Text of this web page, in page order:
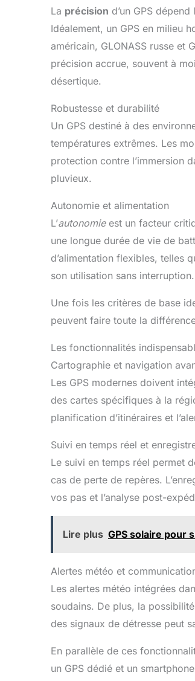
La précision d’un GPS
Idéalement, un GPS en milieu
américain, GLONASS russe et
précision accrue, souvent à
désertique.
Robustesse et durabilité
Un GPS destiné à des
températures extrêmes. Les
protection contre l’immersion
pluvieux.
Autonomie et alimentation
L’autonomieest un facteur
une longue durée de vie de
d’alimentation flexibles, telles
son utilisation sans interruption.
Une fois les critères de base
peuvent faire toute la
Les fonctionnalités
Cartographie et navigation
Les GPS modernes doivent
des cartes spécifiques à la
planification d’itinéraires et
Suivi en temps réel et
Le suivi en temps réel permet
cas de perte de repères.
vos pas et l’analyse post-
Lire plus GPS solaire pour
Alertes météo et
Les alertes météo intégrées
soudains. De plus, la
des signaux de détresse peut
En parallèle de ces
un GPS dédié et un